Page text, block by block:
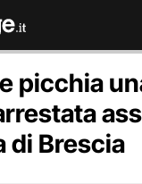
picchia
di Brescia